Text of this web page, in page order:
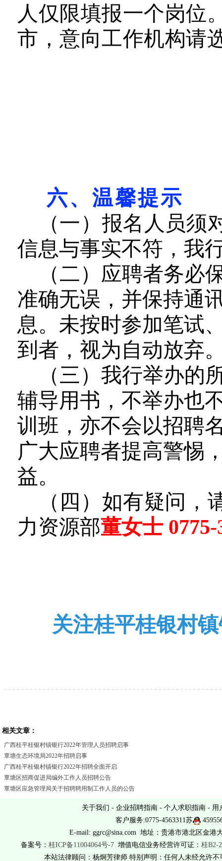
人仅限填报一个岗位
市，意向工作机构请
六、温馨提示
（一）报名人员
信息与事实不符，我
（二）应聘者务必
准确无误，并保持通
息。未按时参加笔试
到者，视为自动放弃
（三 ） 我行举办的
辅导用书，不举办也
训班，亦不会以招聘
广大应聘者提高警惕
益。
（四 ） 如有疑问，
力资源部董女士 0775-
关注桂平桂银村
相关文章：
广西桂平桂银村镇银行2022年管理人员招聘启事
覃塘生态环境局2022年招聘启事
广西桂平桂银村镇银行2022年招聘全面开启
覃塘区招商促进局编外工作人员招聘公告
覃塘区应急管理局关于招聘聘用制工作人员的公告
关于我们 - 企业招聘指南 - 个人求职指南 - 用
客户服务:0775-4563311苏
E-mail: ggrc@sina.com 地址：贵港市港北区金港
备案号： 桂ICP备11004064号-7增值电信业务经营许可证： 桂B2-
本站法律顾问：杨炯芳律师 特别声明：任何人未经允许